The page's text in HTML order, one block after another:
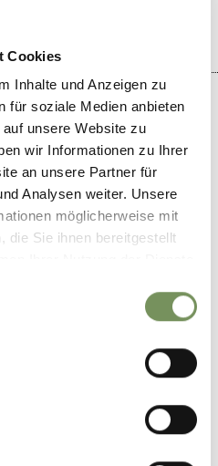
Cookies
Inhalte und Anzeigen zu
für soziale Medien anbieten
unsere Website zu
wir Informationen zu Ihrer
an unsere Partner für
Analysen weiter. Unsere
möglicherweise mit
die Sie ihnen bereitgestellt